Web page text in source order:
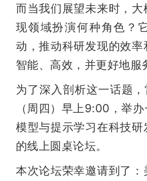
GAIR
专
爱
搞
而当我们展望未来时，
现领域扮演何种角色？
动，推动科研发现的效
智能、高效，并更好地服
为了深入剖析这一话题
（周四）早上9:00，举
模型与提示学习在科技研
的线上圆桌论坛。
本次论坛荣幸邀请到了